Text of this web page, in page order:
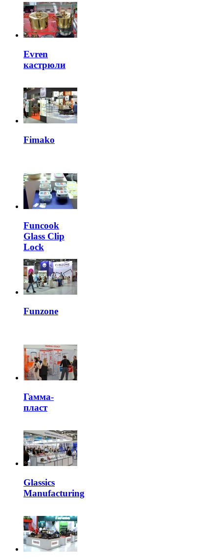
Evren
кастрюли
Fimako
Funcook
Glass Clip
Lock
Funzone
Гамма-
пласт
Glassics
Manufacturing